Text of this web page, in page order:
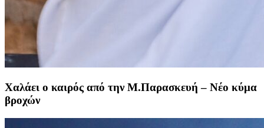
Χαλάει ο καιρός από την Μ.Παρασκευή – Νέο κύμα
βροχών